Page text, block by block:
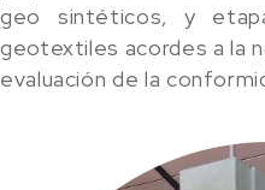
geo sintéticos, y
geotextiles acordes a la
evaluación de la